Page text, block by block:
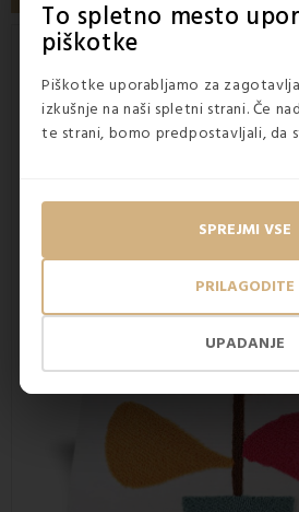
To spletno mesto
piškotke
Piškotke uporabljamo za
izkušnje na naši spletni strani. Če
te strani, bomo predpostavljali, da
UPADANJE
PRILAGODITE
SPREJMI VSE
Trendovske Elliot
blazine
Okrasne blazinebodo v vsak dom
modernosti. Zahvaljujoč različnim
okrasne blazineponujajoveliko